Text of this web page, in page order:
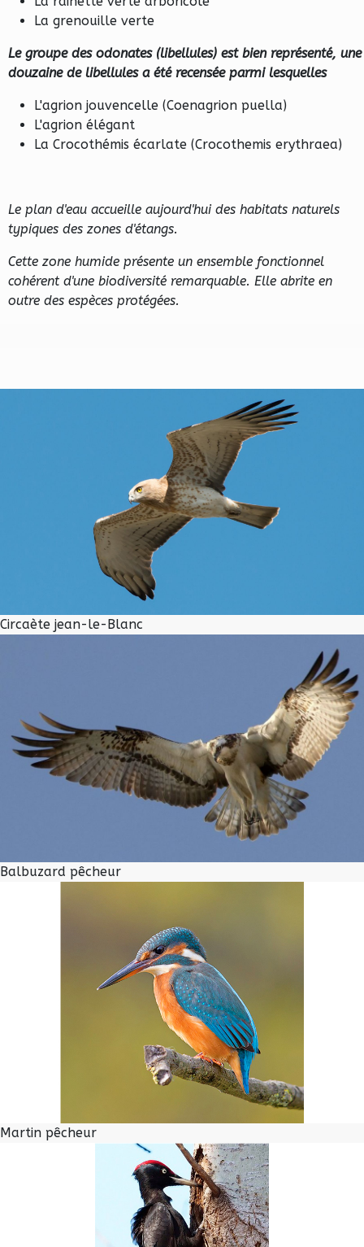
La grenouille verte
Le groupe des odonates (libellules) est bien représenté, une
douzaine de libellules a été recensée parmi lesquelles
L'agrion jouvencelle (Coenagrion puella)
L'agrion élégant
La Crocothémis écarlate (Crocothemis erythraea)
Le plan d'eau accueille aujourd'hui des habitats naturels
typiques des zones d'étangs.
Cette zone humide présente un ensemble fonctionnel
cohérent d'une biodiversité remarquable. Elle abrite en
outre des espèces protégées.
Circaète jean-le-Blanc
Balbuzard pêcheur
Martin pêcheur